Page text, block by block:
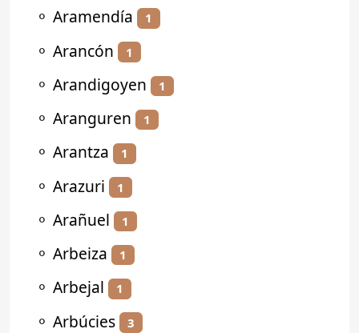
⚬ Aramendía 1
⚬ Arancón 1
⚬ Arandigoyen 1
⚬ Aranguren 1
⚬ Arantza 1
⚬ Arazuri 1
⚬ Arañuel 1
⚬ Arbeiza 1
⚬ Arbejal 1
⚬ Arbúcies 3